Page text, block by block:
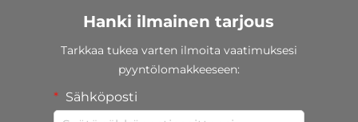
Hanki ilmainen tarjous
Tarkkaa tukea varten ilmoita vaatimuksesi
pyyntölomakkeeseen:
Sähköposti